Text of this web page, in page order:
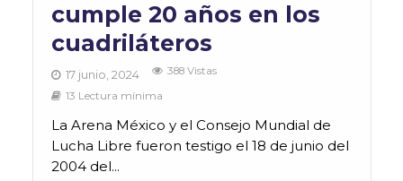
cumple 20 años en los
cuadriláteros
17 junio, 2024
388 Vistas
13 Lectura mínima
La Arena México y el Consejo Mundial de
Lucha Libre fueron testigo el 18 de junio del
2004 del...